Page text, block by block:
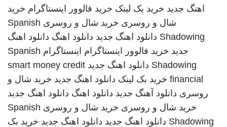
اهنگ جدید خرید بک لینک خرید فالوور اینستاگرام خرید
شال و روسری خرید شال و روسری Spanish
Shadowing دانلود اهنگ جدید دانلود اهنگ دانلود اهنگ
جدید خرید فالوور اینستاگرام اینستاگرام Spanish
Shadowing دانلود اهنگ جدید smart money credit
financial خرید بک لینک دانلود اهنگ جدید خرید شال و
روسری دانلود آهنگ جدید دانلود اهنگ دانلود اهنگ جدید
خرید شال و روسری خرید شال و روسری Spanish
Shadowing دانلود اهنگ جدید دانلود اهنگ جدید خرید بک